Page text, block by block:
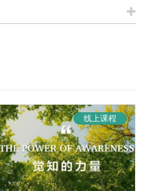
可改善情绪、状态或提升觉察
到促进放松减压，提高认
对声音的心理和生理反应的新
黑科技三就是基于大量的声音
舒缓情绪和激发专注状态的声
所有的音乐中。所以往往在
间，聆听者就可以很快进入一
线上课程